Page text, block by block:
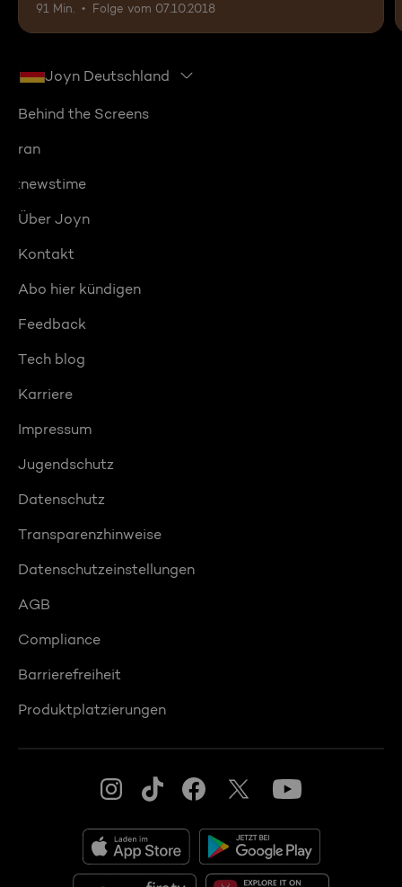
91 Min. Folge vom 07.10.2018
Joyn Deutschland
Behind the Screens
ran
:newstime
Über Joyn
Kontakt
Abo hier kündigen
Feedback
Tech blog
Karriere
Impressum
Jugendschutz
Datenschutz
Transparenzhinweise
Datenschutzeinstellungen
AGB
Compliance
Barrierefreiheit
Produktplatzierungen